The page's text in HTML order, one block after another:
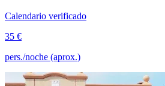
Calendario verificado
35 €
pers./noche (aprox.)